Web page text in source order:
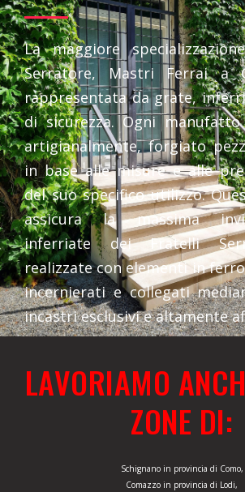
La maggiore
Serratore, Mastri Ferrai a
rappresentata da grate,
di sicurezza. Ogni
artigianalmente, forgiato
in base alle misure e alle
del suo specifico utilizzo.
assicura la massima
inferriate dei Fratelli
realizzate con elementi in
incernierati e collegati
incastri esclusivi e altamente
LAVORIAMO
ZONE DI:
Schignano in provincia di Como,
Comazzo in provincia di Lodi,